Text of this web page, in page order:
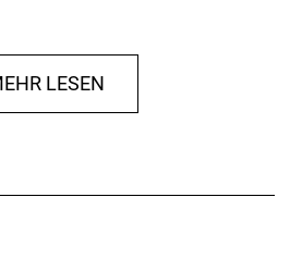
Deore
Deore
: SHIMANO Deore
LESEN